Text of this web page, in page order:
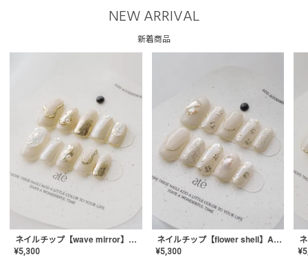
NEW ARRIVAL
新着商品
ネイルチップ【wave mirror】AE-CONA-04
¥5,300
ネイルチップ【flower shell】AE-CONA-03
¥5,300 ¥